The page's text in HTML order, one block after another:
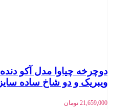
ویبریک و دو شاخ ساده سایز 26
21,659,000 تومان